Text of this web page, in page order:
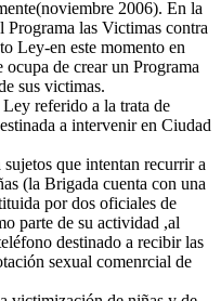
2006). En la
Programa las Victimas contra
Ley-en este momento en
de crear un Programa
sus victimas.
referido a la trata de
a intervenir en Ciudad
que intentan recurrir a
(la Brigada cuenta con una
por dos oficiales de
parte de su actividad ,al
destinado a recibir las
sexual comenrcial de